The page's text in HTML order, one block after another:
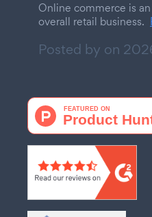
Online commerce is
overall retail business.
Posted by on